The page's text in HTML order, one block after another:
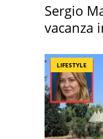
Sergio
vacanza
LIFESTYLE